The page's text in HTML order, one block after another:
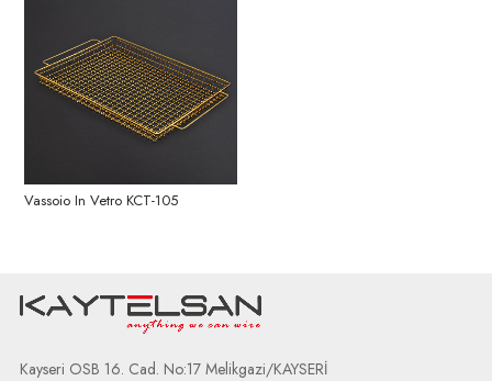
Vassoio In Vetro KCT-105
Kayseri OSB 16. Cad. No:17 Melikgazi/KAYSERİ